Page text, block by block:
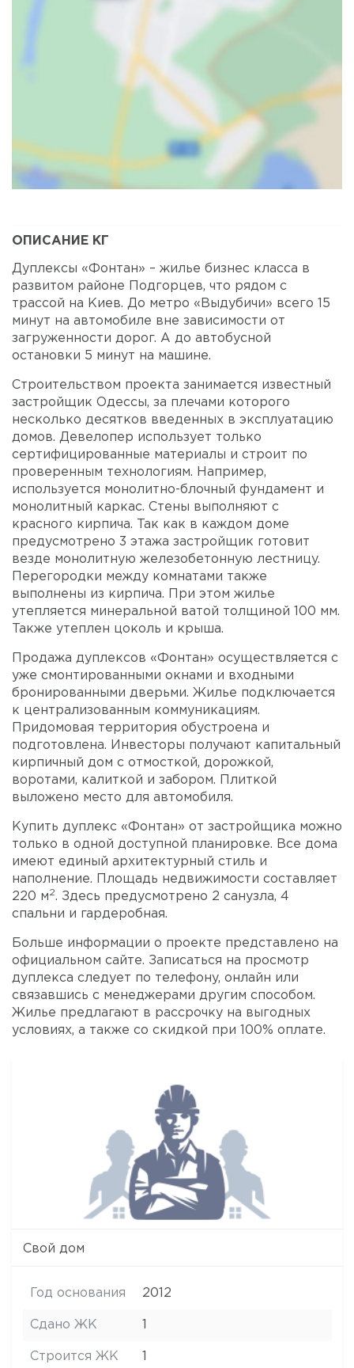
ОПИСАНИЕ КГ
Дуплексы «Фонтан» – жилье бизнес класса в
развитом районе Подгорцев, что рядом с
трассой на Киев. До метро «Выдубичи» всего 15
минут на автомобиле вне зависимости от
загруженности дорог. А до автобусной
остановки 5 минут на машине.
Строительством проекта занимается известный
застройщик Одессы, за плечами которого
несколько десятков введенных в эксплуатацию
домов. Девелопер использует только
сертифицированные материалы и строит по
проверенным технологиям. Например,
используется монолитно-блочный фундамент и
монолитный каркас. Стены выполняют с
красного кирпича. Так как в каждом доме
предусмотрено 3 этажа застройщик готовит
везде монолитную железобетонную лестницу.
Перегородки между комнатами также
выполнены из кирпича. При этом жилье
утепляется минеральной ватой толщиной 100 мм.
Также утеплен цоколь и крыша.
Продажа дуплексов «Фонтан» осуществляется с
уже смонтированными окнами и входными
бронированными дверьми. Жилье подключается
к централизованным коммуникациям.
Придомовая территория обустроена и
подготовлена. Инвесторы получают капитальный
кирпичный дом с отмосткой, дорожкой,
воротами, калиткой и забором. Плиткой
выложено место для автомобиля.
Купить дуплекс «Фонтан» от застройщика можно
только в одной доступной планировке. Все дома
имеют единый архитектурный стиль и
наполнение. Площадь недвижимости составляет
220 м2. Здесь предусмотрено 2 санузла, 4
спальни и гардеробная.
Больше информации о проекте представлено на
официальном сайте. Записаться на просмотр
дуплекса следует по телефону, онлайн или
связавшись с менеджерами другим способом.
Жилье предлагают в рассрочку на выгодных
условиях, а также со скидкой при 100% оплате.
Свой дом
Год основания 2012
Сдано ЖК
Строится ЖК